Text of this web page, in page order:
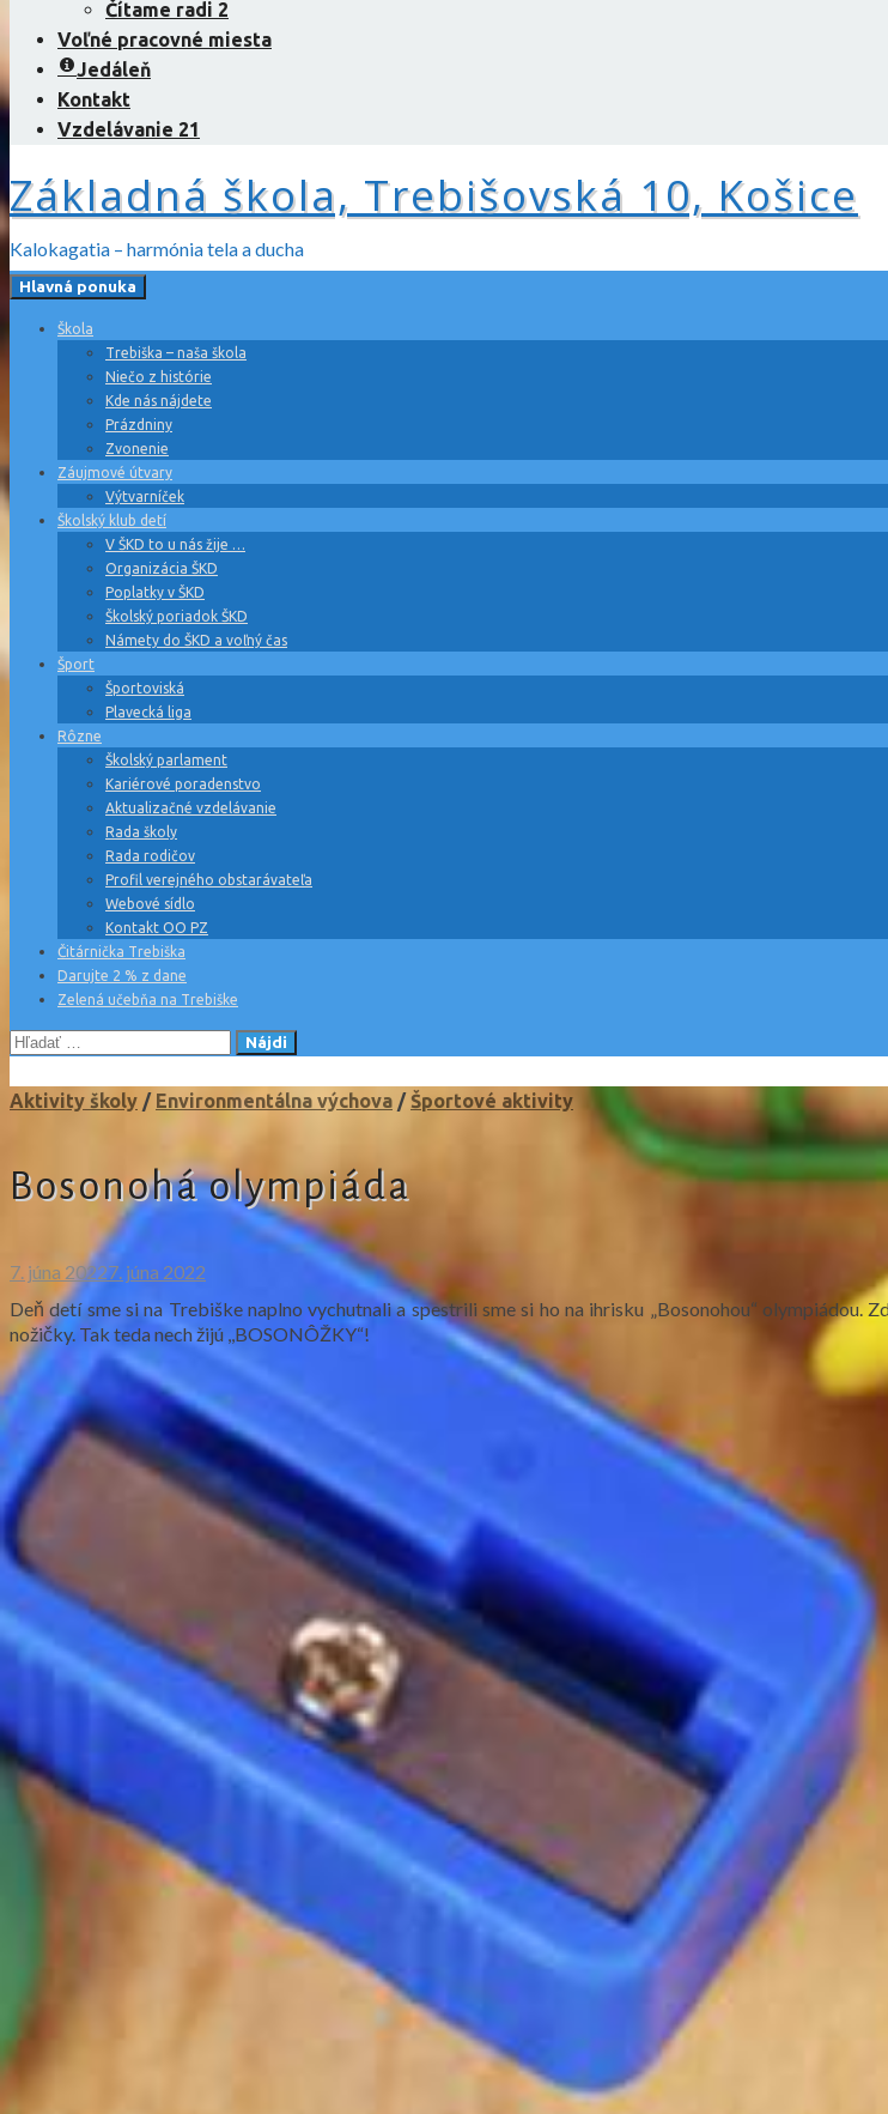
Čítame radi 2
Voľné pracovné miesta
Jedáleň
Kontakt
Vzdelávanie 21
Základná škola, Trebišovská 10, Košice
Kalokagatia – harmónia tela a ducha
Hlavná ponuka
Škola
Trebiška – naša škola
Niečo z histórie
Kde nás nájdete
Prázdniny
Zvonenie
Záujmové útvary
Výtvarníček
Školský klub detí
V ŠKD to u nás žije …
Organizácia ŠKD
Poplatky v ŠKD
Školský poriadok ŠKD
Námety do ŠKD a voľný čas
Šport
Športoviská
Plavecká liga
Rôzne
Školský parlament
Kariérové poradenstvo
Aktualizačné vzdelávanie
Rada školy
Rada rodičov
Profil verejného obstarávateľa
Webové sídlo
Kontakt OO PZ
Čitárnička Trebiška
Darujte 2 % z dane
Zelená učebňa na Trebiške
Hľadať:
Aktivity školy / Environmentálna výchova / Športové aktivity
Bosonohá olympiáda
7. júna 20227. júna 2022
Deň detí sme si na Trebiške naplno vychutnali a spestrili sme si ho na ihrisku „Bosonohou“
nožičky. Tak teda nech žijú ,,BOSONÔŽKY“!